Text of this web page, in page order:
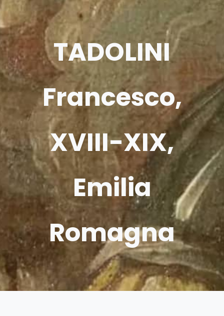
TADOLINI
Francesco,
XVIII-XIX,
Emilia
Romagna